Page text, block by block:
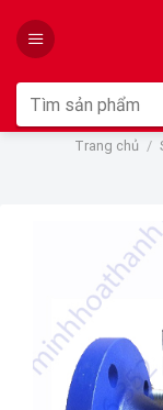
Tìm
kiếm:
Trang chủ /